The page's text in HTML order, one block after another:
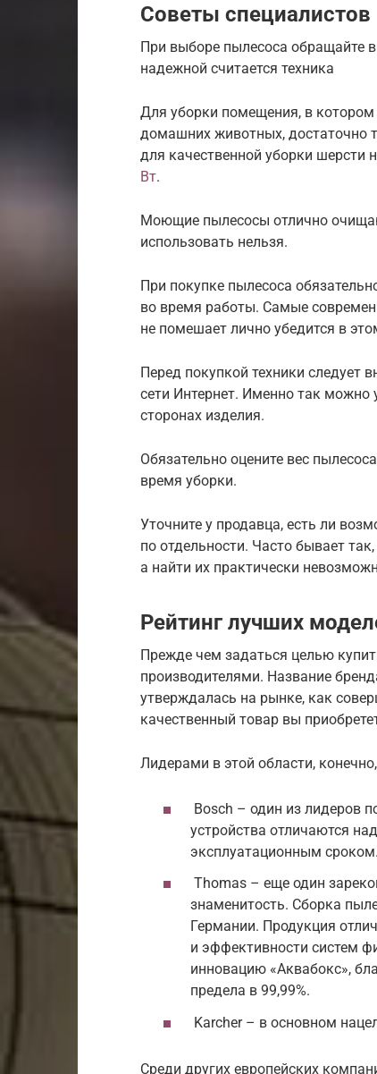
Советы специалистов
При выборе пылесоса обращайте
надежной считается техника
Для уборки помещения, в котором
домашних животных, достаточно
для качественной уборки шерсти
Вт.
Моющие пылесосы отлично
использовать нельзя.
При покупке пылесоса
во время работы. Самые
не помешает лично убедится в
Перед покупкой техники следует
сети Интернет. Именно так можно
сторонах изделия.
Обязательно оцените вес
время уборки.
Уточните у продавца, есть ли
по отдельности. Часто бывает
а найти их практически
Рейтинг лучших
Прежде чем задаться целью
производителями. Название
утверждалась на рынке, как
качественный товар вы
Лидерами в этой области,
Bosch – один из лидеров
устройства отличаются
эксплуатационным
Thomas – еще один
знаменитость. Сборка
Германии. Продукция
и эффективности систем
инновацию «Аквабокс»,
предела в 99,99%.
Karcher – в основном
Среди других европейских